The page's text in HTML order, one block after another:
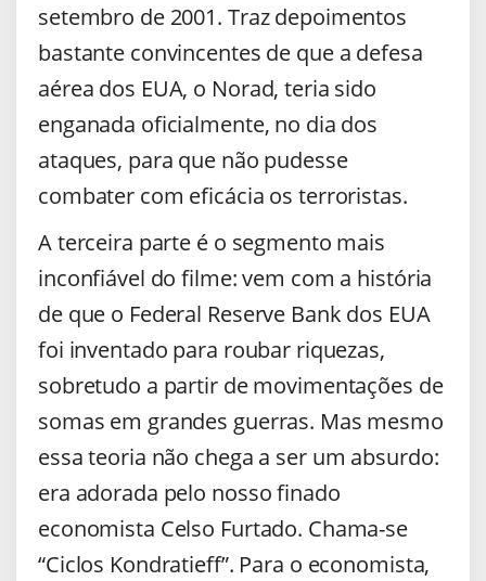
setembro de 2001. Traz depoimentos
bastante convincentes de que a defesa
aérea dos EUA, o Norad, teria sido
enganada oficialmente, no dia dos
ataques, para que não pudesse
combater com eficácia os terroristas.
A terceira parte é o segmento mais
inconfiável do filme: vem com a história
de que o Federal Reserve Bank dos EUA
foi inventado para roubar riquezas,
sobretudo a partir de movimentações de
somas em grandes guerras. Mas mesmo
essa teoria não chega a ser um absurdo:
era adorada pelo nosso finado
economista Celso Furtado. Chama-se
“Ciclos Kondratieff”. Para o economista,